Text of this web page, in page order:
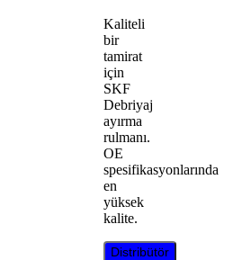
Kaliteli
bir
tamirat
için
SKF
Debriyaj
ayırma
rulmanı.
OE
spesifikasyonlarında
en
yüksek
kalite.
Distribütör